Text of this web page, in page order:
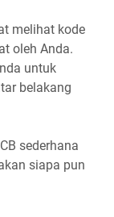
melihat kode
oleh Anda.
untuk
belakang
sederhana
siapa pun